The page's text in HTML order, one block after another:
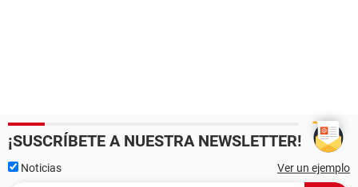
¡SUSCRÍBETE A NUESTRA NEWSLETTER!
Noticias Ver un ejemplo